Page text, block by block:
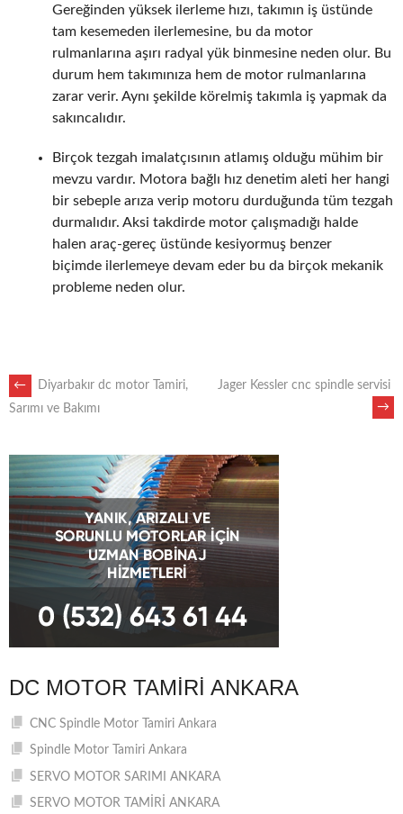
Gereğinden yüksek ilerleme hızı, takımın iş üstünde
tam kesemeden ilerlemesine, bu da motor
rulmanlarına aşırı radyal yük binmesine neden olur. Bu
durum hem takımınıza hem de motor rulmanlarına
zarar verir. Aynı şekilde körelmiş takımla iş yapmak da
sakıncalıdır.
Birçok tezgah imalatçısının atlamış olduğu mühim bir
mevzu vardır. Motora bağlı hız denetim aleti her hangi
bir sebeple arıza verip motoru durduğunda tüm tezgah
durmalıdır. Aksi takdirde motor çalışmadığı halde
halen araç-gereç üstünde kesiyormuş benzer
biçimde ilerlemeye devam eder bu da birçok mekanik
probleme neden olur.
POST
NAVIGATION
←
Diyarbakır dc motor Tamiri,
Sarımı ve Bakımı
Jager Kessler cnc spindle servisi
→
DC MOTOR TAMIRI ANKARA
CNC Spindle Motor Tamiri Ankara
Spindle Motor Tamiri Ankara
SERVO MOTOR SARIMI ANKARA
SERVO MOTOR TAMİRİ ANKARA